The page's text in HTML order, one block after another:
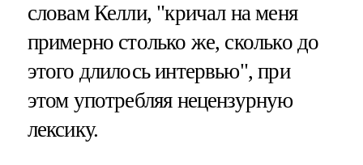
словам Келли, "кричал на меня
примерно столько же, сколько до
этого длилось интервью", при
этом употребляя нецензурную
лексику.